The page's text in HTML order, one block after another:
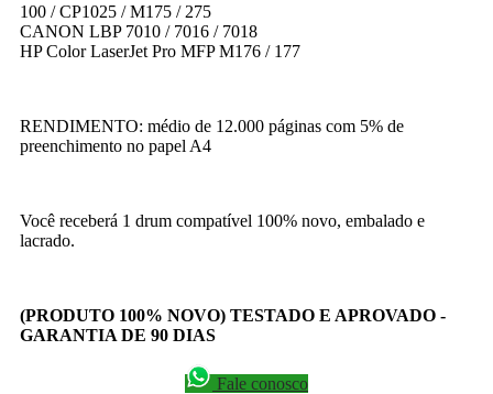
100 / CP1025 / M175 / 275
CANON LBP 7010 / 7016 / 7018
HP Color LaserJet Pro MFP M176 / 177
RENDIMENTO: médio de 12.000 páginas com 5% de
preenchimento no papel A4
Você receberá 1 drum compatível 100% novo, embalado e
lacrado.
(PRODUTO 100% NOVO) TESTADO E APROVADO -
GARANTIA DE 90 DIAS
Fale conosco